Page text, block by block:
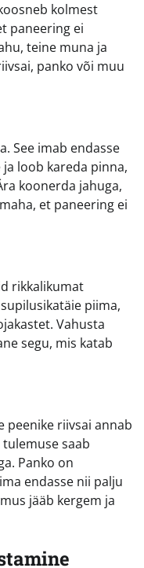
kolmest
paneering ei
teine muna ja
panko või muu
See imab endasse
loob kareda pinna,
koonerda jahuga,
et paneering ei
rikkalikumat
piima,
Vahusta
segu, mis katab
peenike riivsai annab
saab
Panko on
endasse nii palju
jääb kergem ja